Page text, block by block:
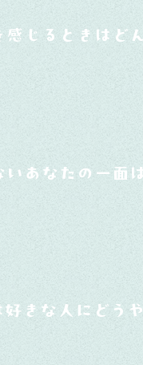
感じるときはど
いあなたの一面
好きな人にどう